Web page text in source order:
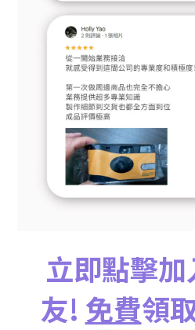
立即點擊
友! 免費領